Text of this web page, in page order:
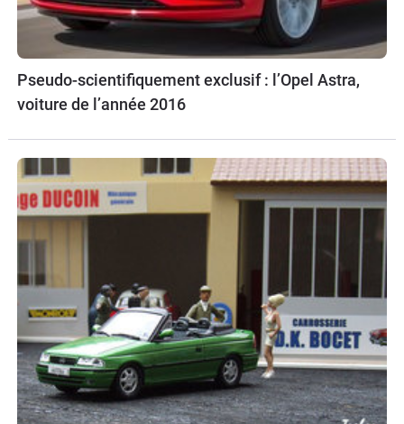
Pseudo-scientifiquement exclusif : l’Opel Astra,
voiture de l’année 2016